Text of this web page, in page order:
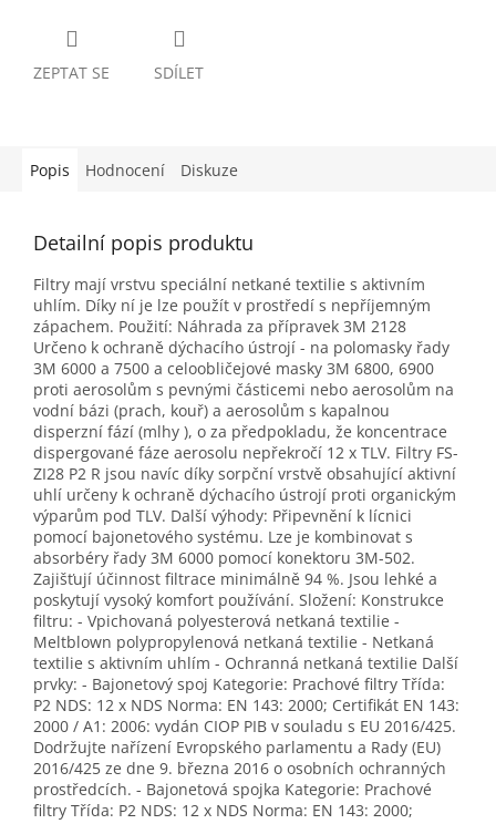
ZEPTAT SE SDÍLET
Popis Hodnocení Diskuze
Detailní popis produktu
Filtry mají vrstvu speciální netkané textilie s aktivním
uhlím. Díky ní je lze použít v prostředí s nepříjemným
zápachem. Použití: Náhrada za přípravek 3M 2128
Určeno k ochraně dýchacího ústrojí - na polomasky řady
3M 6000 a 7500 a celoobličejové masky 3M 6800, 6900
proti aerosolům s pevnými částicemi nebo aerosolům na
vodní bázi (prach, kouř) a aerosolům s kapalnou
disperzní fází (mlhy ), o za předpokladu, že koncentrace
dispergované fáze aerosolu nepřekročí 12 x TLV. Filtry FS-
ZI28 P2 R jsou navíc díky sorpční vrstvě obsahující aktivní
uhlí určeny k ochraně dýchacího ústrojí proti organickým
výparům pod TLV. Další výhody: Připevnění k lícnici
pomocí bajonetového systému. Lze je kombinovat s
absorbéry řady 3M 6000 pomocí konektoru 3M-502.
Zajišťují účinnost filtrace minimálně 94 %. Jsou lehké a
poskytují vysoký komfort používání. Složení: Konstrukce
filtru: - Vpichovaná polyesterová netkaná textilie -
Meltblown polypropylenová netkaná textilie - Netkaná
textilie s aktivním uhlím - Ochranná netkaná textilie Další
prvky: - Bajonetový spoj Kategorie: Prachové filtry Třída:
P2 NDS: 12 x NDS Norma: EN 143: 2000; Certifikát EN 143:
2000 / A1: 2006: vydán CIOP PIB v souladu s EU 2016/425.
Dodržujte nařízení Evropského parlamentu a Rady (EU)
2016/425 ze dne 9. března 2016 o osobních ochranných
prostředcích. - Bajonetová spojka Kategorie: Prachové
filtry Třída: P2 NDS: 12 x NDS Norma: EN 143: 2000;